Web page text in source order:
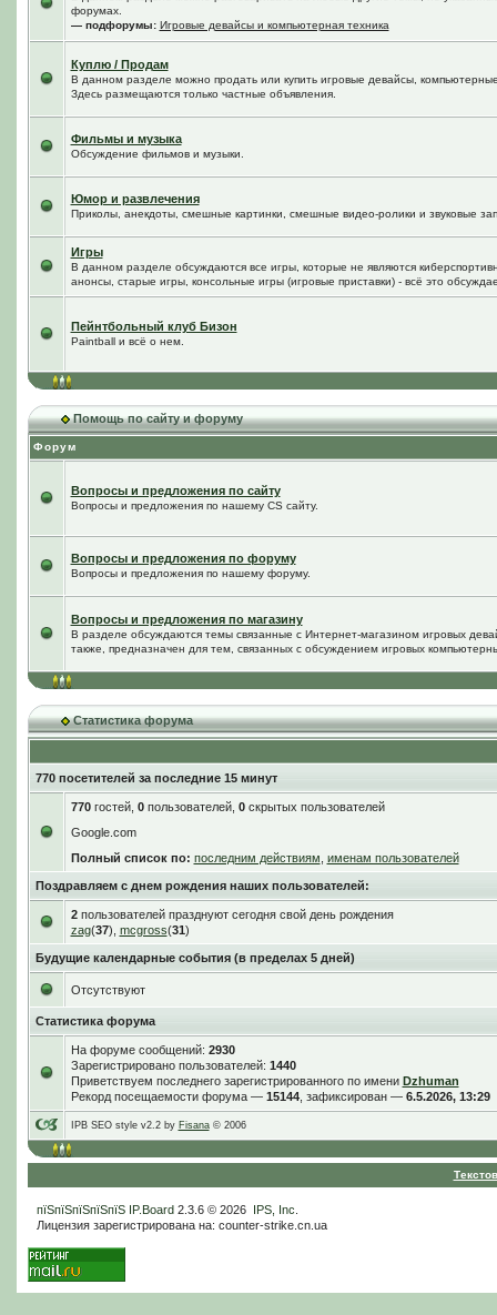
форумах.
— подфорумы: Игровые девайсы и компьютерная техника
Куплю / Продам
В данном разделе можно продать или купить игровые девайсы,
Здесь размещаются только частные объявления.
Фильмы и музыка
Обсуждение фильмов и музыки.
Юмор и развлечения
Приколы, анекдоты, смешные картинки, смешные видео-ролики и звуковые
Игры
В данном разделе обсуждаются все игры, которые не являются
анонсы, старые игры, консольные игры (игровые приставки) - всё это
Пейнтбольный клуб Бизон
Paintball и всё о нем.
Помощь по сайту и форуму
Форум
Вопросы и предложения по сайту
Вопросы и предложения по нашему CS сайту.
Вопросы и предложения по форуму
Вопросы и предложения по нашему форуму.
Вопросы и предложения по магазину
В разделе обсуждаются темы связанные с Интернет-магазином игровых
также, предназначен для тем, связанных с обсуждением игровых
Статистика форума
770 посетителей за последние 15 минут
770гостей, 0пользователей, 0скрытых пользователей
Google.com
Полный список по: последним действиям именам пользователей
Поздравляем с днем рождения наших пользователей:
2пользователей празднуют сегодня свой день рождения
zag(37), mcgross(31)
Будущие календарные события (в пределах 5 дней)
Отсутствуют
Статистика форума
На форуме сообщений: 2930
Зарегистрировано пользователей: 1440
Приветствуем последнего зарегистрированного по имени Dzhuman
Рекорд посещаемости форума — 15144, зафиксирован — 6.5.2026, 13:29
IPB SEO style v2.2 by Fisana© 2006
пїЅпїЅпїЅпїЅпїЅ IP.Board2.3.6 © 2026 IPS, Inc
Лицензия зарегистрирована на: counter-strike.cn.ua